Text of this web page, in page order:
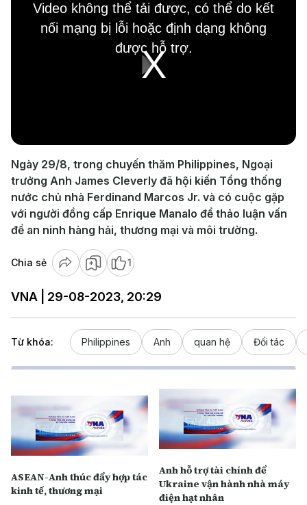
Play
Video
window.
Video không thể tải được, có thể do kết
nối mạng bị lỗi hoặc định dạng không
được hỗ trợ.
Ngày 29/8, trong chuyến thăm Philippines, Ngoại
trưởng Anh James Cleverly đã hội kiến Tổng thống
nước chủ nhà Ferdinand Marcos Jr. và có cuộc gặp
với người đồng cấp Enrique Manalo để thảo luận vấn
đề an ninh hàng hải, thương mại và môi trường.
Chia sẻ 1
VNA | 29-08-2023, 20:29
Từ khóa: Philippines Anh quan hệ Đối tác
ASEAN-Anh thúc đẩy hợp tác
kinh tế, thương mại
Anh hỗ trợ tài chính để
Ukraine vận hành nhà máy
điện hạt nhân